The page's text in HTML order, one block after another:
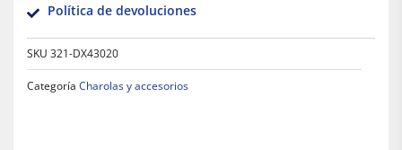
Política de devoluciones
SKU 321-DX43020
Categoría Charolas y accesorios